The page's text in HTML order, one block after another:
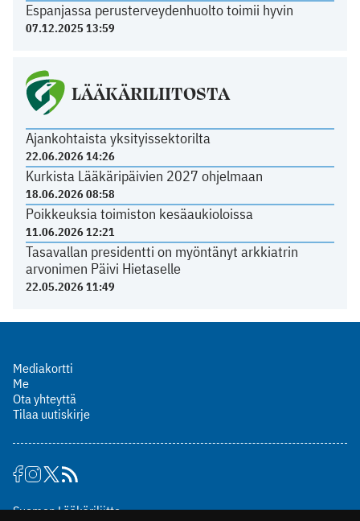
Espanjassa perusterveydenhuolto toimii hyvin
07.12.2025 13:59
LÄÄKÄRILIITOSTA
Ajankohtaista yksityissektorilta
22.06.2026 14:26
Kurkista Lääkäripäivien 2027 ohjelmaan
18.06.2026 08:58
Poikkeuksia toimiston kesäaukioloissa
11.06.2026 12:21
Tasavallan presidentti on myöntänyt arkkiatrin
arvonimen Päivi Hietaselle
22.05.2026 11:49
Mediakortti
Me
Ota yhteyttä
Tilaa uutiskirje
Suomen Lääkäriliitto